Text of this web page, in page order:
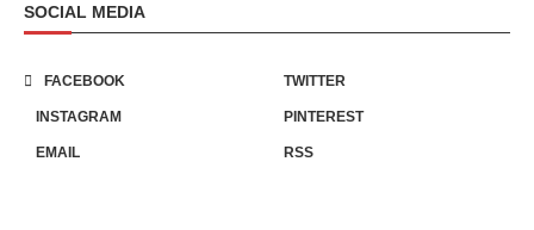
SOCIAL MEDIA
FACEBOOK TWITTER
INSTAGRAM PINTEREST
EMAIL RSS